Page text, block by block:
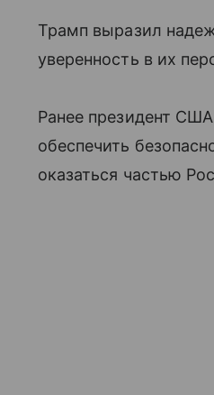
Трамп выразил
уверенность в их
Ранее президент
обеспечить
оказаться частью